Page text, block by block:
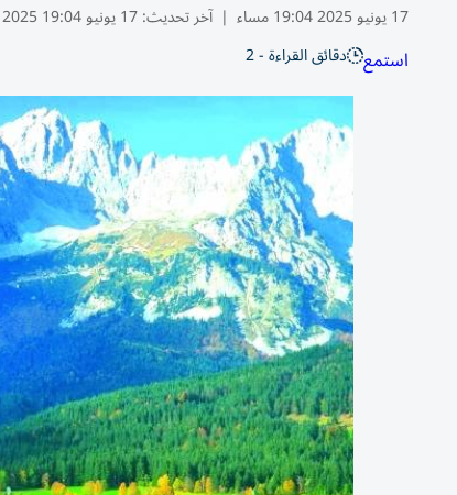
17 يونيو 2025 19:04 مساء | آخر تحديث:17 يونيو 19:04 2025
استمع دقائق القراءة - 2